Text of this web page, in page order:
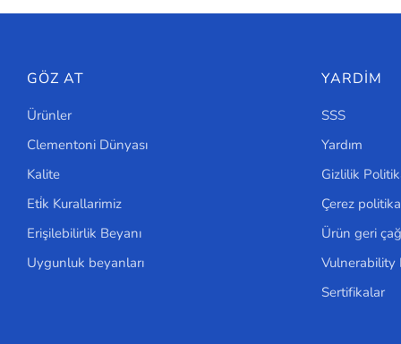
GÖZ AT
Ürünler
Clementoni Dünyası
Kalite
Eti̇k Kurallarimiz
Erişilebilirlik Beyanı
Uygunluk beyanları
YARDIM
SSS
Yardım
Gizlilik
Çerez
Ürün geri
Vulnerability
Sertifikalar